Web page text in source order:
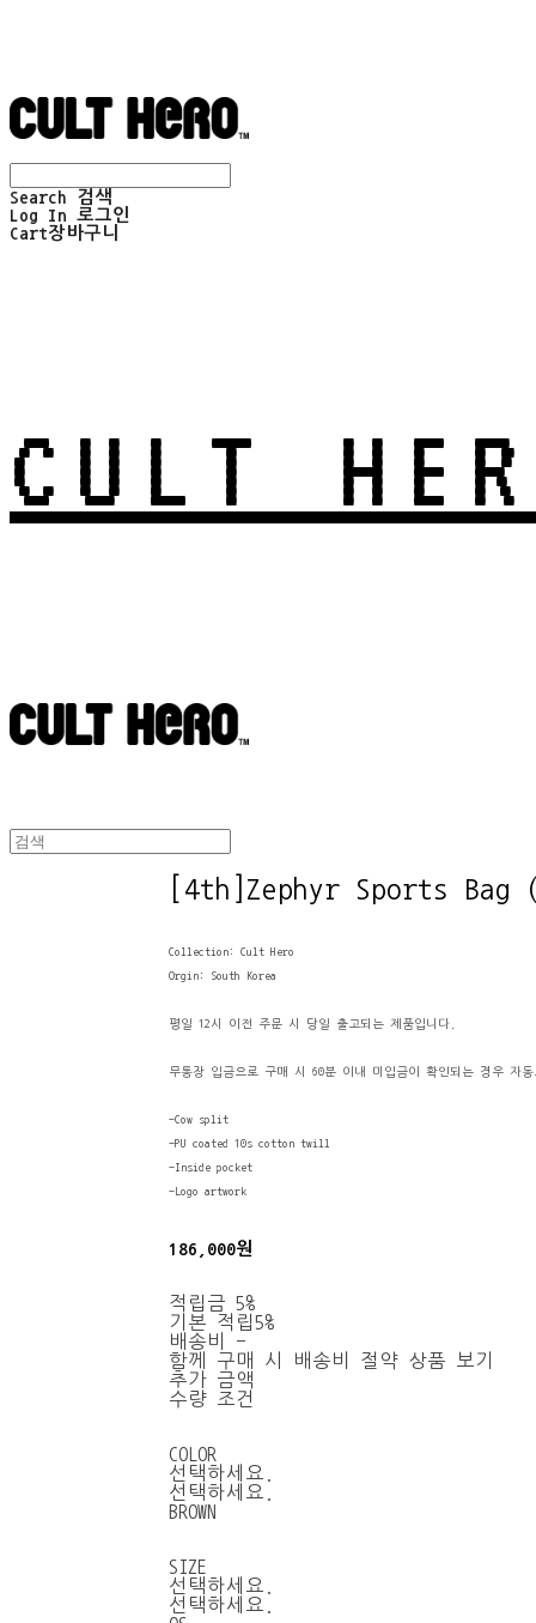
Search
검색
Log In 로그인
Cart장바구니
CULT
[4th]Zephyr Sports Bag
Collection: Cult Hero
Orgin: South Korea
평일 12시 이전 주문 시 당일 출고되는 제품입니다.
무통장 입금으로 구매 시 60분 이내 미입금이 확인되는 경우 자
-Cow split
-PU coated 10s cotton twill
-Inside pocket
-Logo artwork
186,000원
적립금 5%
기본 적립5%
배송비 -
함께 구매 시 배송비 절약 상품 보기
추가 금액
수량 조건
COLOR
선택하세요.
선택하세요.
BROWN
SIZE
선택하세요.
선택하세요.